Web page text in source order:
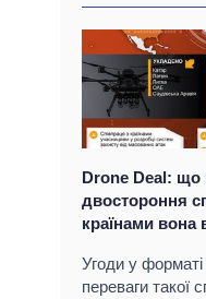
Drone Deal: що
двостороння
країнами вона
Угоди у
переваги такої